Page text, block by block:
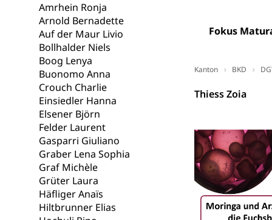
Fokus
Amrhein Ronja
Arnold Bernadette
Auf der Maur Livio
Bollhalder Niels
Boog Lenya
Buonomo Anna
Crouch Charlie
Einsiedler Hanna
Elsener Björn
Felder Laurent
Gasparri Giuliano
Graber Lena Sophia
Graf Michèle
Grüter Laura
Häfliger Anaïs
Hiltbrunner Elias
Kanton BKD
Thiess Zoia
Gesundheit und
Erschöpfung,